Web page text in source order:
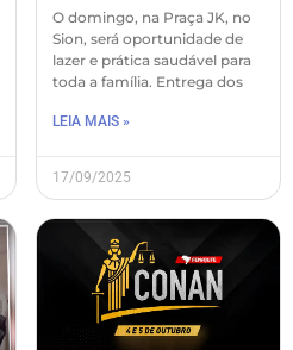
O domingo, na Praça JK, no
Sion, será oportunidade de
lazer e prática saudável para
toda a família. Entrega dos
LEIA MAIS »
17/09/2025